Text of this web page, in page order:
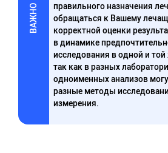
ВАЖНО
правильного назначения
обращаться к Вашему
корректной оценки
в динамике
исследования в одной и
так как в разных
одноименных анализов
разные методы
измерения.